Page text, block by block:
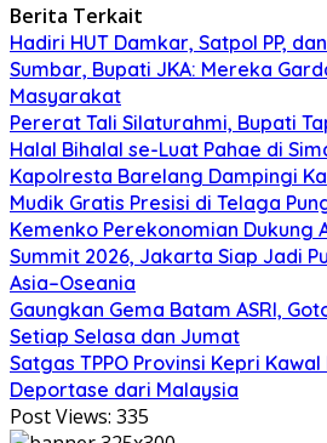
Berita Terkait
Hadiri HUT Damkar, Satpol PP,
Sumbar, Bupati JKA: Mereka
Masyarakat
Pererat Tali Silaturahmi, Bupati
Halal Bihalal se-Luat Pahae di
Kapolresta Barelang Dampingi
Mudik Gratis Presisi di Telaga
Kemenko Perekonomian Dukung
Summit 2026, Jakarta Siap Jadi
Asia–Oseania
Gaungkan Gema Batam ASRI,
Setiap Selasa dan Jumat
Satgas TPPO Provinsi Kepri Kawal
Deportase dari Malaysia
Post Views: 335